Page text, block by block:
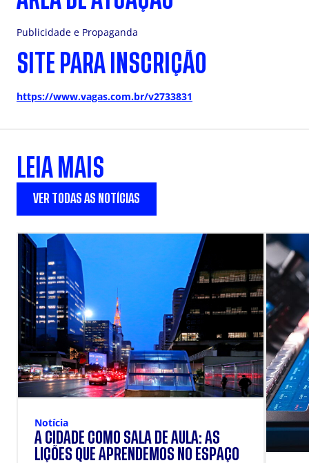
Publicidade e Propaganda
SITE PARA INSCRIÇÃO
https://www.vagas.com.br/v2733831
LEIA MAIS
VER TODAS AS NOTÍCIAS
Notícia
A CIDADE COMO SALA DE AULA: AS
LIÇÕES QUE APRENDEMOS NO ESPAÇO